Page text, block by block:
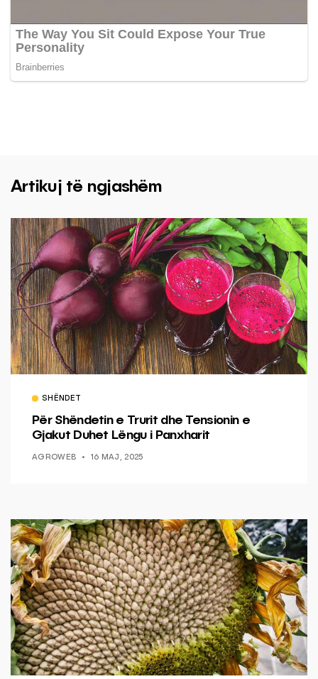
Artikuj të ngjashëm
SHËNDET
Për Shëndetin e Trurit dhe Tensionin e
Gjakut Duhet Lëngu i Panxharit
AGROWEB 16 MAJ, 2025